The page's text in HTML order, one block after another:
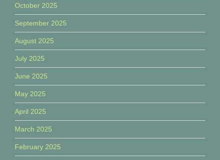
October 2025
September 2025
August 2025
July 2025
June 2025
May 2025
April 2025
March 2025
February 2025